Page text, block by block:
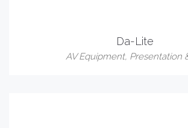
Da-Lite
AV Equipment, Presentation